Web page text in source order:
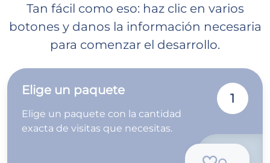
Tan fácil como eso: haz clic en varios
botones y danos la información necesaria
para comenzar el desarrollo.
Elige un paquete
Elige un paquete con la cantidad
exacta de visitas que necesitas.
1